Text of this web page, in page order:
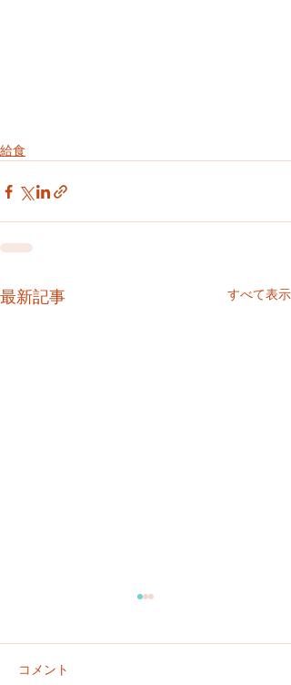
給食
最新記事 すべて表示
６／２８
コメント